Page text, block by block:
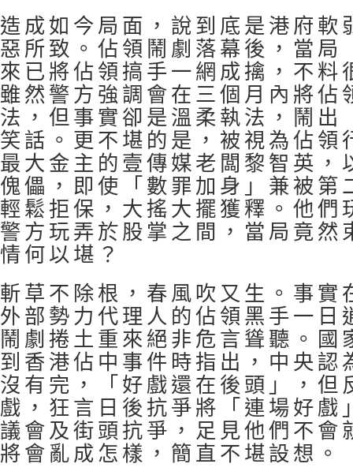
造成如今局面，說到底是港府軟
惡所致。佔領鬧劇落幕後，當局
來已將佔領搞手一網成擒，不料
雖然警方強調會在三個月內將佔
法，但事實卻是溫柔執法，鬧出
笑話。更不堪的是，被視為佔領
最大金主的壹傳媒老闆黎智英，
傀儡，即使「數罪加身」兼被第
輕鬆拒保，大搖大擺獲釋。他們
警方玩弄於股掌之間，當局竟然
情何以堪？
斬草不除根，春風吹又生。事實
外部勢力代理人的佔領黑手一日
鬧劇捲土重來絕非危言聳聽。國
到香港佔中事件時指出，中央認
沒有完，「好戲還在後頭」，但
戲，狂言日後抗爭將「連場好戲
議會及街頭抗爭，足見他們不會
將會亂成怎樣，簡直不堪設想。